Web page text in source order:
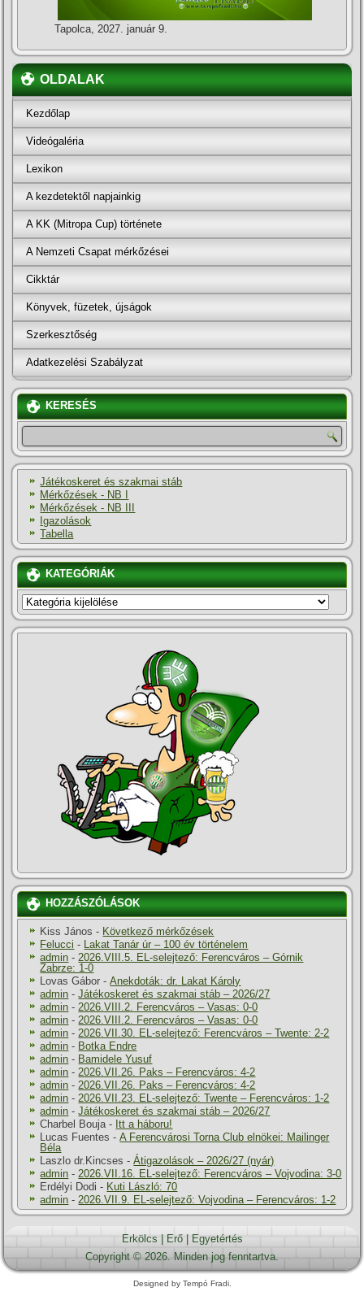
Tapolca, 2027. január 9.
OLDALAK
Kezdőlap
Videógaléria
Lexikon
A kezdetektől napjainkig
A KK (Mitropa Cup) története
A Nemzeti Csapat mérkőzései
Cikktár
Könyvek, füzetek, újságok
Szerkesztőség
Adatkezelési Szabályzat
KERESÉS
Játékoskeret és szakmai stáb
Mérkőzések - NB I
Mérkőzések - NB III
Igazolások
Tabella
KATEGÓRIÁK
KATEGÓRIÁK
HOZZÁSZÓLÁSOK
Kiss János - Következő mérkőzések
Felucci - Lakat Tanár úr – 100 év történelem
admin - 2026.VIII.5. EL-selejtező: Ferencváros – Górnik
Zabrze: 1-0
Lovas Gábor -Anekdoták: dr. Lakat Károly
admin -Játékoskeret és szakmai stáb – 2026/27
admin - 2026.VIII.2. Ferencváros – Vasas: 0-0
admin - 2026.VIII.2. Ferencváros – Vasas: 0-0
admin - 2026.VII.30. EL-selejtező: Ferencváros – Twente: 2-2
admin - Botka Endre
admin - Bamidele Yusuf
admin - 2026.VII.26. Paks – Ferencváros: 4-2
admin - 2026.VII.26. Paks – Ferencváros: 4-2
admin - 2026.VII.23. EL-selejtező: Twente – Ferencváros: 1-2
admin -Játékoskeret és szakmai stáb – 2026/27
Charbel Bouja - Itt a háboru!
Lucas Fuentes -A Ferencvárosi Torna Club elnökei: Mailinger
Béla
Laszlo dr.Kincses -Átigazolások – 2026/27 (nyár)
admin - 2026.VII.16. EL-selejtező: Ferencváros – Vojvodina: 3-0
Erdélyi Dodi - Kuti László: 70
admin - 2026.VII.9. EL-selejtező: Vojvodina – Ferencváros: 1-2
Erkölcs Erő|
Egyetértés
Copyright © 2026. Minden jog fenntartva.
Designed by Tempó Fradi.